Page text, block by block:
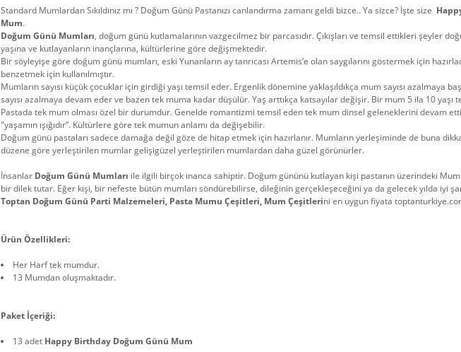
Standard Mumlardan Sıkıldınız mı ? Doğum Günü Pastanızı canlandırma zamanı geldi bizce.. Ya sizce? İşte size
Mum.
Doğum Günü Mumları, doğum günü kutlamalarının vazgecilmez bir parcasıdır. Çıkışları ve temsil ettikleri şeyler
yaşına ve kutlayanların inançlarına, kültürlerine göre değişmektedir.
Bir söyleyişe göre doğum günü mumları, eski Yunanların ay tanrıcası Artemis’e olan saygılarını göstermek için
benzetmek için kullanılmıştır.
Mumların sayısı küçük çocuklar için girdiği yaşı temsil eder. Ergenlik dönemine yaklaşıldıkça mum sayısı azalmaya
sayısı azalmaya devam eder ve bazen tek muma kadar düşülür. Yaş arttıkça katsayılar değişir. Bir mum 5 ila 10 yaşı
Pastada tek mum olması özel bir durumdur. Genelde romantizmi temsil eden tek mum dinsel geleneklerini devam
"yaşamın ışığıdır”. Kültürlere göre tek mumun anlamı da değişebilir.
Doğum günü pastaları sadece damağa değil göze de hitap etmek için hazırlanır. Mumların yerleşiminde de buna
düzene göre yerleştirilen mumlar gelişigüzel yerleştirilen mumlardan daha güzel görünürler.
İnsanlar Doğum Günü Mumları ile ilgili birçok inanca sahiptir. Doğum gününü kutlayan kişi pastanın üzerindeki
bir dilek tutar. Eğer kişi, bir nefeste bütün mumları söndürebilirse, dileğinin gerçekleşeceğini ya da gelecek yılda iyi
Toptan Doğum Günü Parti Malzemeleri, Pasta Mumu Çeşitleri, Mum Çeşitlerini en uygun fiyata
Ürün Özellikleri:
Her Harf tek mumdur.
13 Mumdan oluşmaktadır.
Paket İçeriği:
13 adet Happy Birthday Doğum Günü Mum